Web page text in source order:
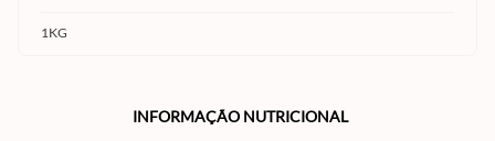
1KG
INFORMAÇÃO NUTRICIONAL